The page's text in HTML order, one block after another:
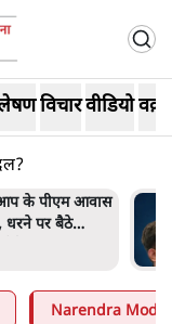
विचारवीडियो
संवादः दिपके ने
के बुजुर्ग से जेन
Narendra Modi